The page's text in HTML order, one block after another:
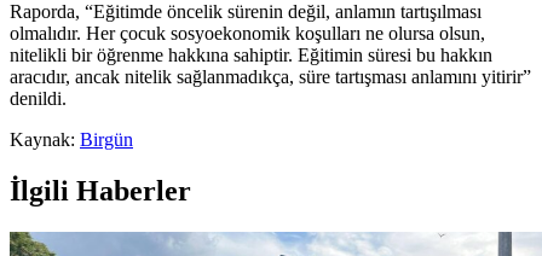
Raporda, “Eğitimde öncelik sürenin değil, anlamın tartışılması
olmalıdır. Her çocuk sosyoekonomik koşulları ne olursa olsun,
nitelikli bir öğrenme hakkına sahiptir. Eğitimin süresi bu hakkın
aracıdır, ancak nitelik sağlanmadıkça, süre tartışması anlamını yitirir”
denildi.
Kaynak: Birgün
İlgili Haberler